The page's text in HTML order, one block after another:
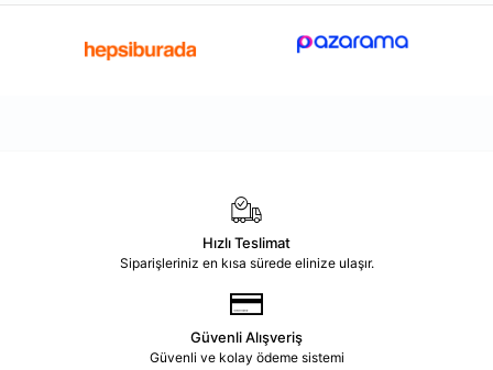
Hızlı Teslimat
Siparişleriniz en kısa sürede elinize ulaşır.
Güvenli Alışveriş
Güvenli ve kolay ödeme sistemi